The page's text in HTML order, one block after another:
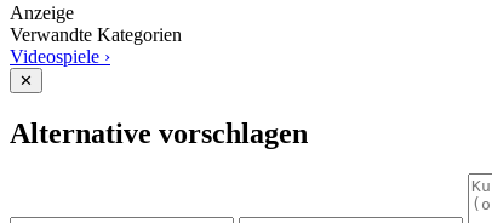
Anzeige
Verwandte Kategorien
Videospiele ›
✕
Alternative vorschlagen